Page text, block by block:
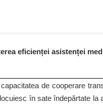
eficienței asistenței
de cooperare
în sate îndepărtate la